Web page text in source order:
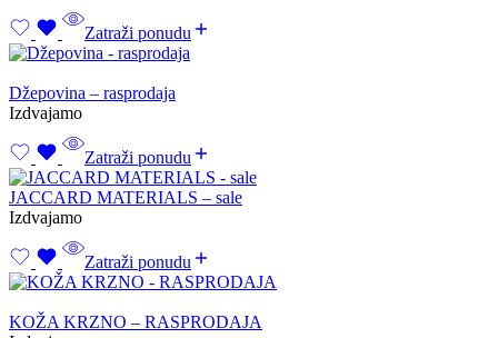
Zatraži ponudu
Džepovina – rasprodaja
Izdvajamo
Zatraži ponudu
JACCARD MATERIALS – sale
Izdvajamo
Zatraži ponudu
KOŽA KRZNO – RASPRODAJA